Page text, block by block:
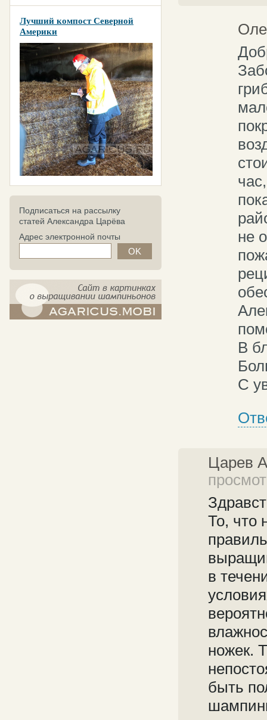
Лучший компост Северной
Америки
Подписаться на рассылку
статей Александра Царёва
Адрес электронной почты
не
В
С
Царев
То, что
в
ножек.
быть